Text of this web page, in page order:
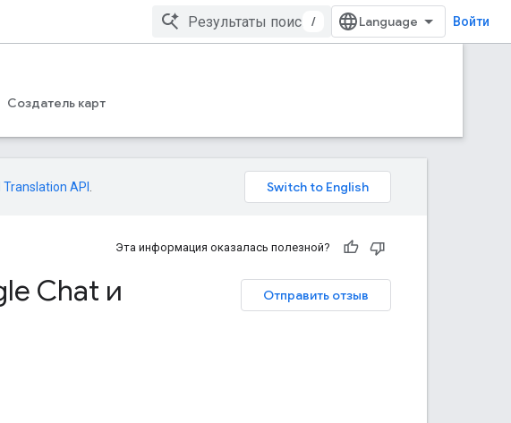
/ Войти
Создатель карт
Translation API
Эта информация оказалась полезной?
Отправить отзыв
Chat и